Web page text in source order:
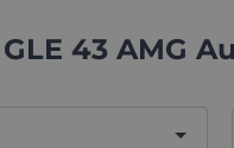
43 AMG